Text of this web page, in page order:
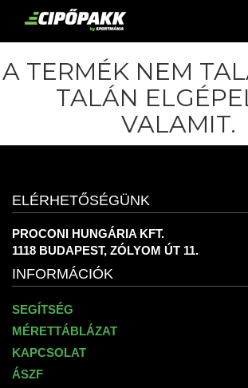
A TERMÉK NEM
TALÁN
VALAMIT.
ELÉRHETŐSÉGÜNK
PROCONI HUNGÁRIA KFT.
1118 BUDAPEST, ZÓLYOM ÚT 11.
INFORMÁCIÓK
SEGÍTSÉG
MÉRETTÁBLÁZAT
KAPCSOLAT
ÁSZF